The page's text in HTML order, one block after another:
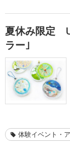
夏休み限定
ラー｣
体験イベント・